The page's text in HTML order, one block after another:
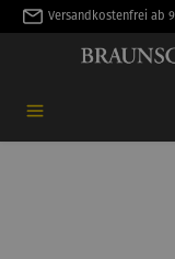
springen
Versandkostenfrei ab